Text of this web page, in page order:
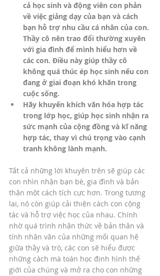
cả học sinh và động viên con phản
về việc giảng dạy của bạn và cách
bạn hỗ trợ nhu cầu cá nhân của con.
Thầy cô nên trao đổi thường xuyên
với gia đình để mình hiểu hơn về
các con. Điều này giúp thầy cô
không quá thúc ép học sinh nếu con
đang ở giai đoạn khó khăn trong
cuộc sống.
Hãy khuyến khích văn hóa hợp tác
trong lớp học, giúp học sinh nhận ra
sức mạnh của cộng đồng và kĩ năng
hợp tác, thay vì chú trọng vào cạnh
tranh không lành mạnh.
Tất cả những lời khuyên trên sẽ giúp các
con nhìn nhận bạn bè, gia đình và bản
thân một cách tích cực hơn. Trong tương
lai, nó còn giúp cải thiện cách con cộng
tác và hỗ trợ việc học của nhau. Chính
nhờ quá trình nhận thức về bản thân và
tính nhân văn của những mối quan hệ
giữa thầy và trò, các con sẽ hiểu được
những cách mà toán học định hình thế
giới của chúng và mở ra cho con những